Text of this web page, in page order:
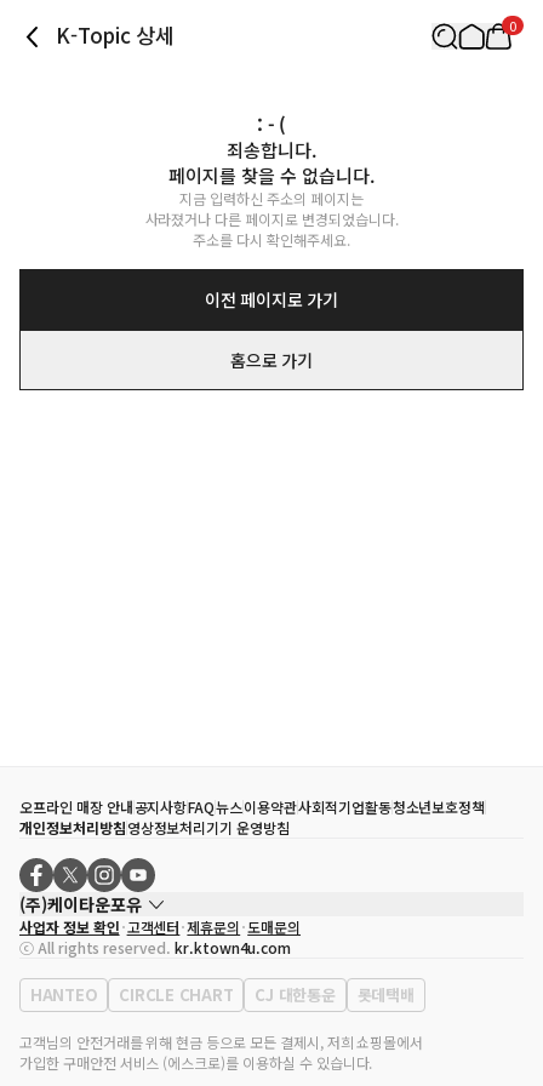
K-Topic 상세 0
: - (
죄송합니다.
페이지를 찾을 수 없습니다.
지금 입력하신 주소의 페이지는
사라졌거나 다른 페이지로 변경되었습니다.
주소를 다시 확인해주세요.
이전 페이지로 가기
홈으로 가기
오프라인 매장 안내공지사항FAQ뉴스이용약관사회적기업활동청소년보호정책
개인정보처리방침영상정보처리기기 운영방침
(주)케이타운포유
대표자
송효민
사업자등록번호
120-87-71116
통신판매업 신고번호 제2011-서울강남-02223
대표전화
02-552-9855
사업자 정보 확인 고객센터 제휴문의 도매문의
ⓒ All rights reserved. kr.ktown4u.com
HANTEO CIRCLE CHART CJ 대한통운 롯데택배
고객님의 안전거래를 위해 현금 등으로 모든 결제시, 저희 쇼핑몰에서
가입한 구매안전 서비스 (에스크로)를 이용하실 수 있습니다.